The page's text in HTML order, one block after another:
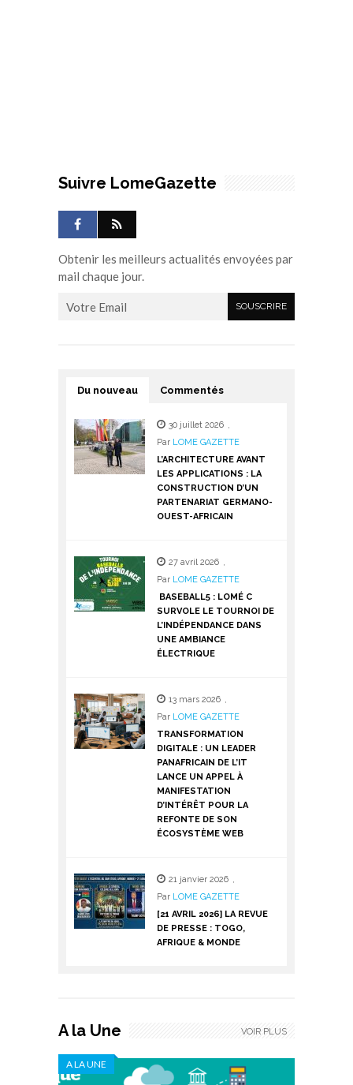
Suivre LomeGazette
Obtenir les meilleurs actualités envoyées par
mail chaque jour.
Du nouveau Commentés
30 juillet 2026 ,
Par LOME GAZETTE
L’ARCHITECTURE AVANT
LES APPLICATIONS : LA
CONSTRUCTION D’UN
PARTENARIAT GERMANO-
OUEST-AFRICAIN
27 avril 2026 ,
Par LOME GAZETTE
BASEBALL5 : LOMÉ C
SURVOLE LE TOURNOI DE
L’INDÉPENDANCE DANS
UNE AMBIANCE
ÉLECTRIQUE
13 mars 2026 ,
Par LOME GAZETTE
TRANSFORMATION
DIGITALE : UN LEADER
PANAFRICAIN DE L’IT
LANCE UN APPEL À
MANIFESTATION
D’INTÉRÊT POUR LA
REFONTE DE SON
ÉCOSYSTÈME WEB
21 janvier 2026 ,
Par LOME GAZETTE
[21 AVRIL 2026] LA REVUE
DE PRESSE : TOGO,
AFRIQUE & MONDE
A la Une
A LA UNE
VOIR PLUS